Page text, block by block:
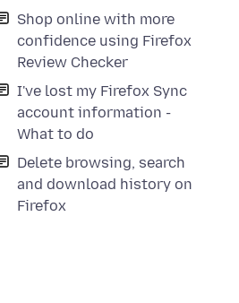
Shop online with more
confidence using Firefox
Review Checker
I've lost my Firefox Sync
account information -
What to do
Delete browsing, search
and download history on
Firefox